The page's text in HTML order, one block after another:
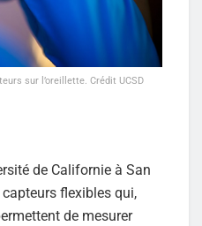
sur l’oreillette. Crédit UCSD
de Californie à San
flexibles qui,
de mesurer